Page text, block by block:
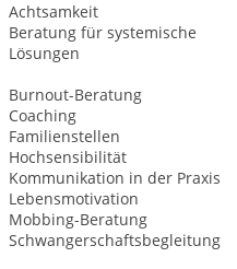
Achtsamkeit
Beratung für systemische
Lösungen
Burnout-Beratung
Coaching
Familienstellen
Hochsensibilität
Kommunikation in der Praxis
Lebensmotivation
Mobbing-Beratung
Schwangerschaftsbegleitung